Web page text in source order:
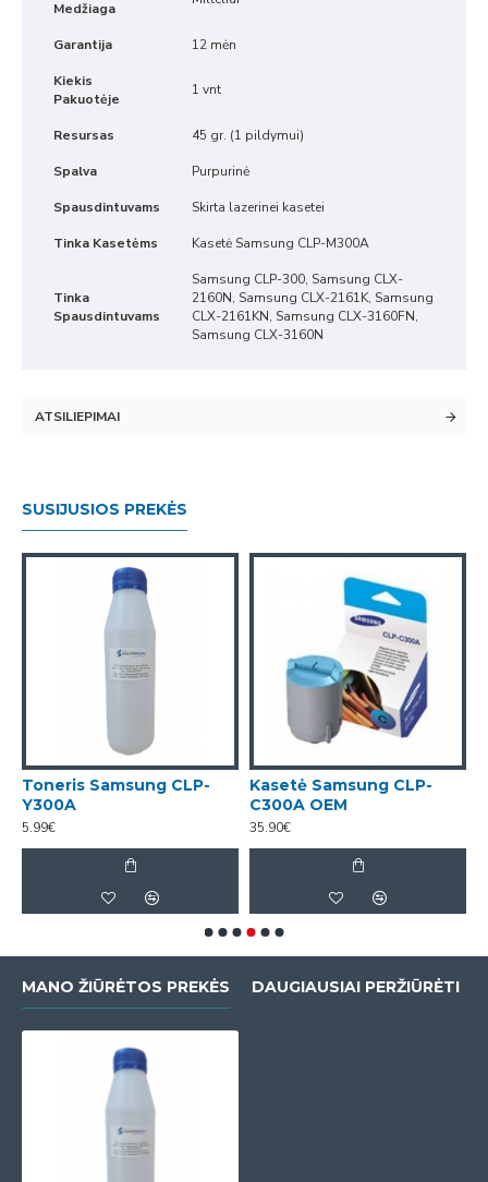
Medžiaga
Garantija 12 mėn
Kiekis
Pakuotėje
1 vnt
Resursas 45 gr. (1 pildymui)
Spalva Purpurinė
Spausdintuvams Skirta lazerinei kasetei
Tinka Kasetėms Kasetė Samsung CLP-M300A
Tinka
Spausdintuvams
Samsung CLP-300, Samsung CLX-
2160N, Samsung CLX-2161K, Samsung
CLX-2161KN, Samsung CLX-3160FN,
Samsung CLX-3160N
ATSILIEPIMAI
SUSIJUSIOS PREKĖS
Toneris Samsung CLP-
Y300A
5.99€
Kasetė Samsung CLP-
C300A OEM
35.90€
MANO ŽIŪRĖTOS PREKĖS DAUGIAUSIAI PERŽIŪRĖTI